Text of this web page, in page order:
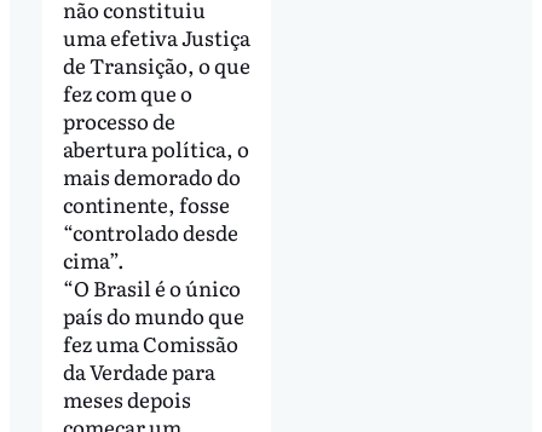
não constituiu
uma efetiva Justiça
de Transição, o que
fez com que o
processo de
abertura política, o
mais demorado do
continente, fosse
“controlado desde
cima”.
“O Brasil é o único
país do mundo que
fez uma Comissão
da Verdade para
meses depois